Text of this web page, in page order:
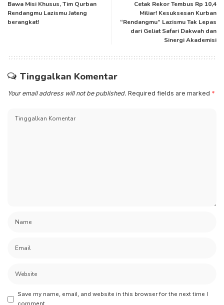
Bawa Misi Khusus, Tim Qurban
Rendangmu Lazismu Jateng
berangkat!
Cetak Rekor Tembus Rp 10,4
Miliar! Kesuksesan Kurban
“Rendangmu” Lazismu Tak Lepas
dari Geliat Safari Dakwah dan
Sinergi Akademisi
Tinggalkan Komentar
Your email address will not be published. Required fields are marked *
Save my name, email, and website in this browser for the next time I
comment.